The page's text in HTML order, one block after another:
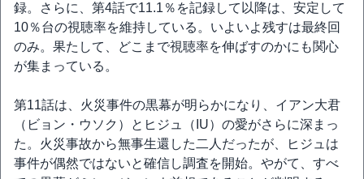
録。さらに、第4話で11.1％を記録して以降は、安定して
10％台の視聴率を維持している。いよいよ残すは最終回
のみ。果たして、どこまで視聴率を伸ばすのかにも関心
が集まっている。
第11話は、火災事件の黒幕が明らかになり、イアン大君
（ビョン・ウソク）とヒジュ（IU）の愛がさらに深まっ
た。火災事故から無事生還した二人だったが、ヒジュは
事件が偶然ではないと確信し調査を開始。やがて、すべ